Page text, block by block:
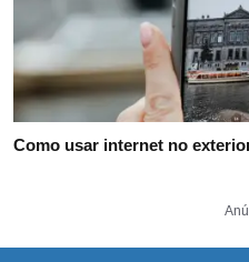
Como usar internet no